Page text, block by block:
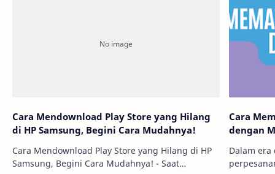
Cara Mendownload Play Store yang Hilang
di HP Samsung, Begini Cara Mudahnya!
Cara Mendownload Play Store yang Hilang di HP
Samsung, Begini Cara Mudahnya! - Saat
Cara
dengan
Dalam